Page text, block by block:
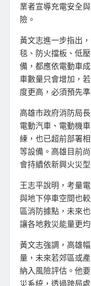
業者宣導充電安全
險。
黃文志進一步指出
毯、防火擋板、低
備，都應依電動車
車數量只會增加，
度更高，必須預先準
高雄市政府消防局
電動汽車、電動機
練，也已超前部署
等設備。高雄目前
會持續依新興火災
王志平說明，考量
與地下停車空間也
區消防據點，未來
讓各地救災能量更均
黃文志強調，高雄
量，未來若郊區或
納入風險評估。他
災系統，透過跨局